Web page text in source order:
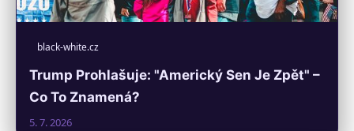
black-white.cz
Trump Prohlašuje: "Americký Sen Je Zpět" –
Co To Znamená?
5. 7. 2026